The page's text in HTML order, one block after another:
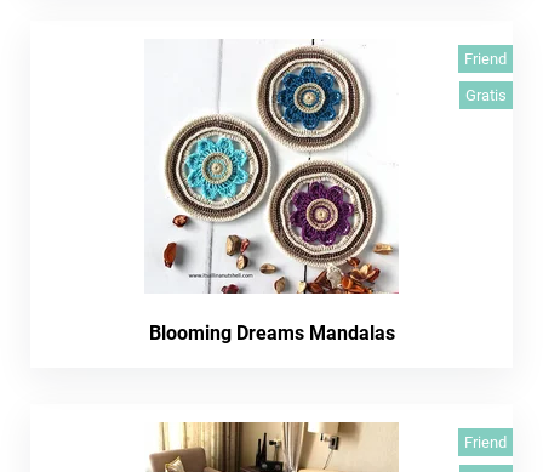
Friend
Gratis
Blooming Dreams Mandalas
Friend